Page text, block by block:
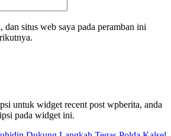
dan situs web saya pada peramban ini
untuk widget recent post wpberita, anda
pada widget ini.